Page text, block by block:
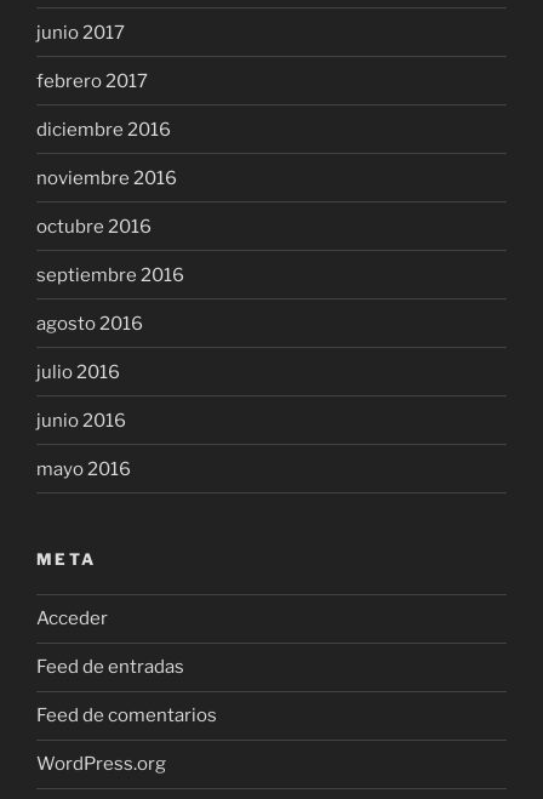
junio 2017
febrero 2017
diciembre 2016
noviembre 2016
octubre 2016
septiembre 2016
agosto 2016
julio 2016
junio 2016
mayo 2016
META
Acceder
Feed de entradas
Feed de comentarios
WordPress.org